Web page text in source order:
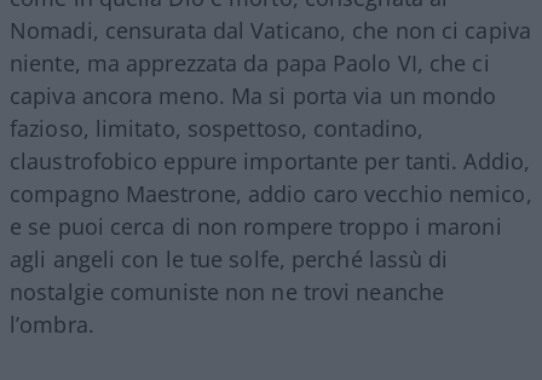
Nomadi, censurata dal Vaticano, che non ci capiva
niente, ma apprezzata da papa Paolo VI, che ci
capiva ancora meno. Ma si porta via un mondo
fazioso, limitato, sospettoso, contadino,
claustrofobico eppure importante per tanti. Addio,
compagno Maestrone, addio caro vecchio nemico,
e se puoi cerca di non rompere troppo i maroni
agli angeli con le tue solfe, perché lassù di
nostalgie comuniste non ne trovi neanche
l’ombra.